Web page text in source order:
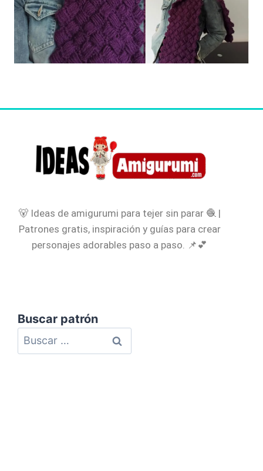
🐻 Ideas de amigurumi para tejer sin parar 🧶 |
Patrones gratis, inspiración y guías para crear
personajes adorables paso a paso. 📌💕
Buscar patrón